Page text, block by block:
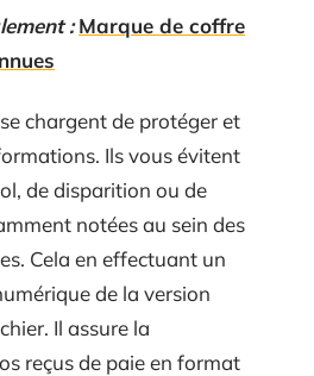
: Marque de coffre
chargent de protéger et
Ils vous évitent
de disparition ou de
notées au sein des
Cela en effectuant un
de la version
Il assure la
reçus de paie en format